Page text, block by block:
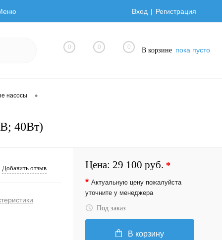
Вход Регистрация
0 0 0 В корзине пока пусто
насосы •
40Вт)
Добавить отзыв Цена: 29 100 руб. *
* Актуальную цену пожалуйста
уточните у менеджера
Под заказ
В корзину